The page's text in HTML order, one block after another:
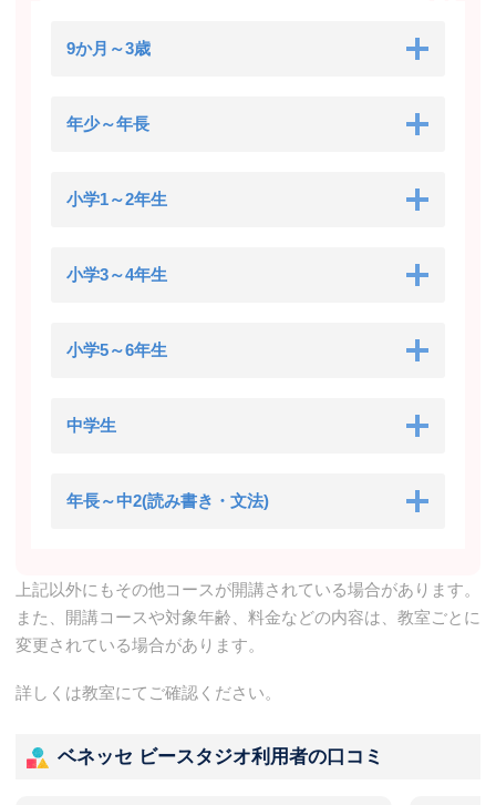
9か月～3歳
年少～年長
小学1～2年生
小学3～4年生
小学5～6年生
中学生
年長～中2(読み書き・文法)
上記以外にもその他コースが開講されている場合があります。
また、開講コースや対象年齢、料金などの内容は、教室ごとに
変更されている場合があります。
詳しくは教室にてご確認ください。
ベネッセ ビースタジオ利用者の口コミ